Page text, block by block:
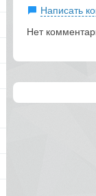
Написать
Нет